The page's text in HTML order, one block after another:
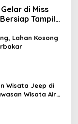
di Miss
Tampil
Lahan Kosong
Wisata Jeep di
Wisata Air